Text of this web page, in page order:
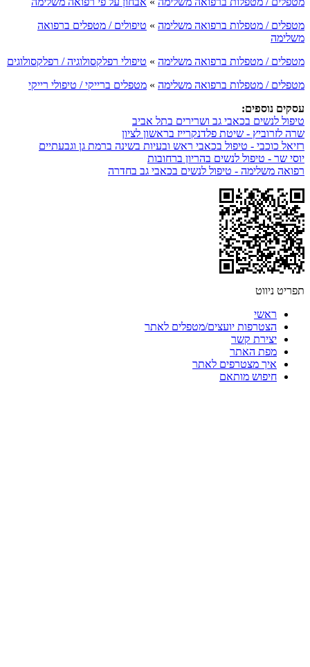
מטפלים / מטפלות ברפואה משלימה » טיפולים / מטפלים ברפואה
משלימה
מטפלים / מטפלות ברפואה משלימה » טיפולי רפלקסולוגיה / רפלקסולוגים
מטפלים / מטפלות ברפואה משלימה » מטפלים ברייקי / טיפולי רייקי
עסקים נוספים:
טיפול לנשים בכאבי גב ושרירים בתל אביב
שרה לזרוביץ - שיטת פלדנקרייז בראשון לציון
רזיאל כוכבי - טיפול בכאבי ראש ובעיות בשינה ברמת גן וגבעתיים
יוסי שר - טיפול לנשים בהריון ברחובות
רפואה משלימה - טיפול לנשים בכאבי גב בחדרה
תפריט ניווט
ראשי
הצטרפות יועצים/מטפלים לאתר
יצירת קשר
מפת האתר
איך מצטרפים לאתר
חיפוש מותאם